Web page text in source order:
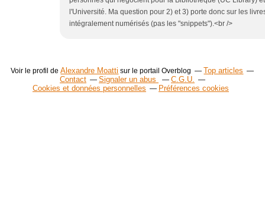
l'Université. Ma question pour 2) et 3) porte donc sur les
intégralement numérisés (pas les "snippets").<br />
Voir le profil deAlexandre Moatti sur le portail Overblog
Top articles
Contact
Signaler un abus
C.G.U.
Cookies et données personnelles
Préférences cookies